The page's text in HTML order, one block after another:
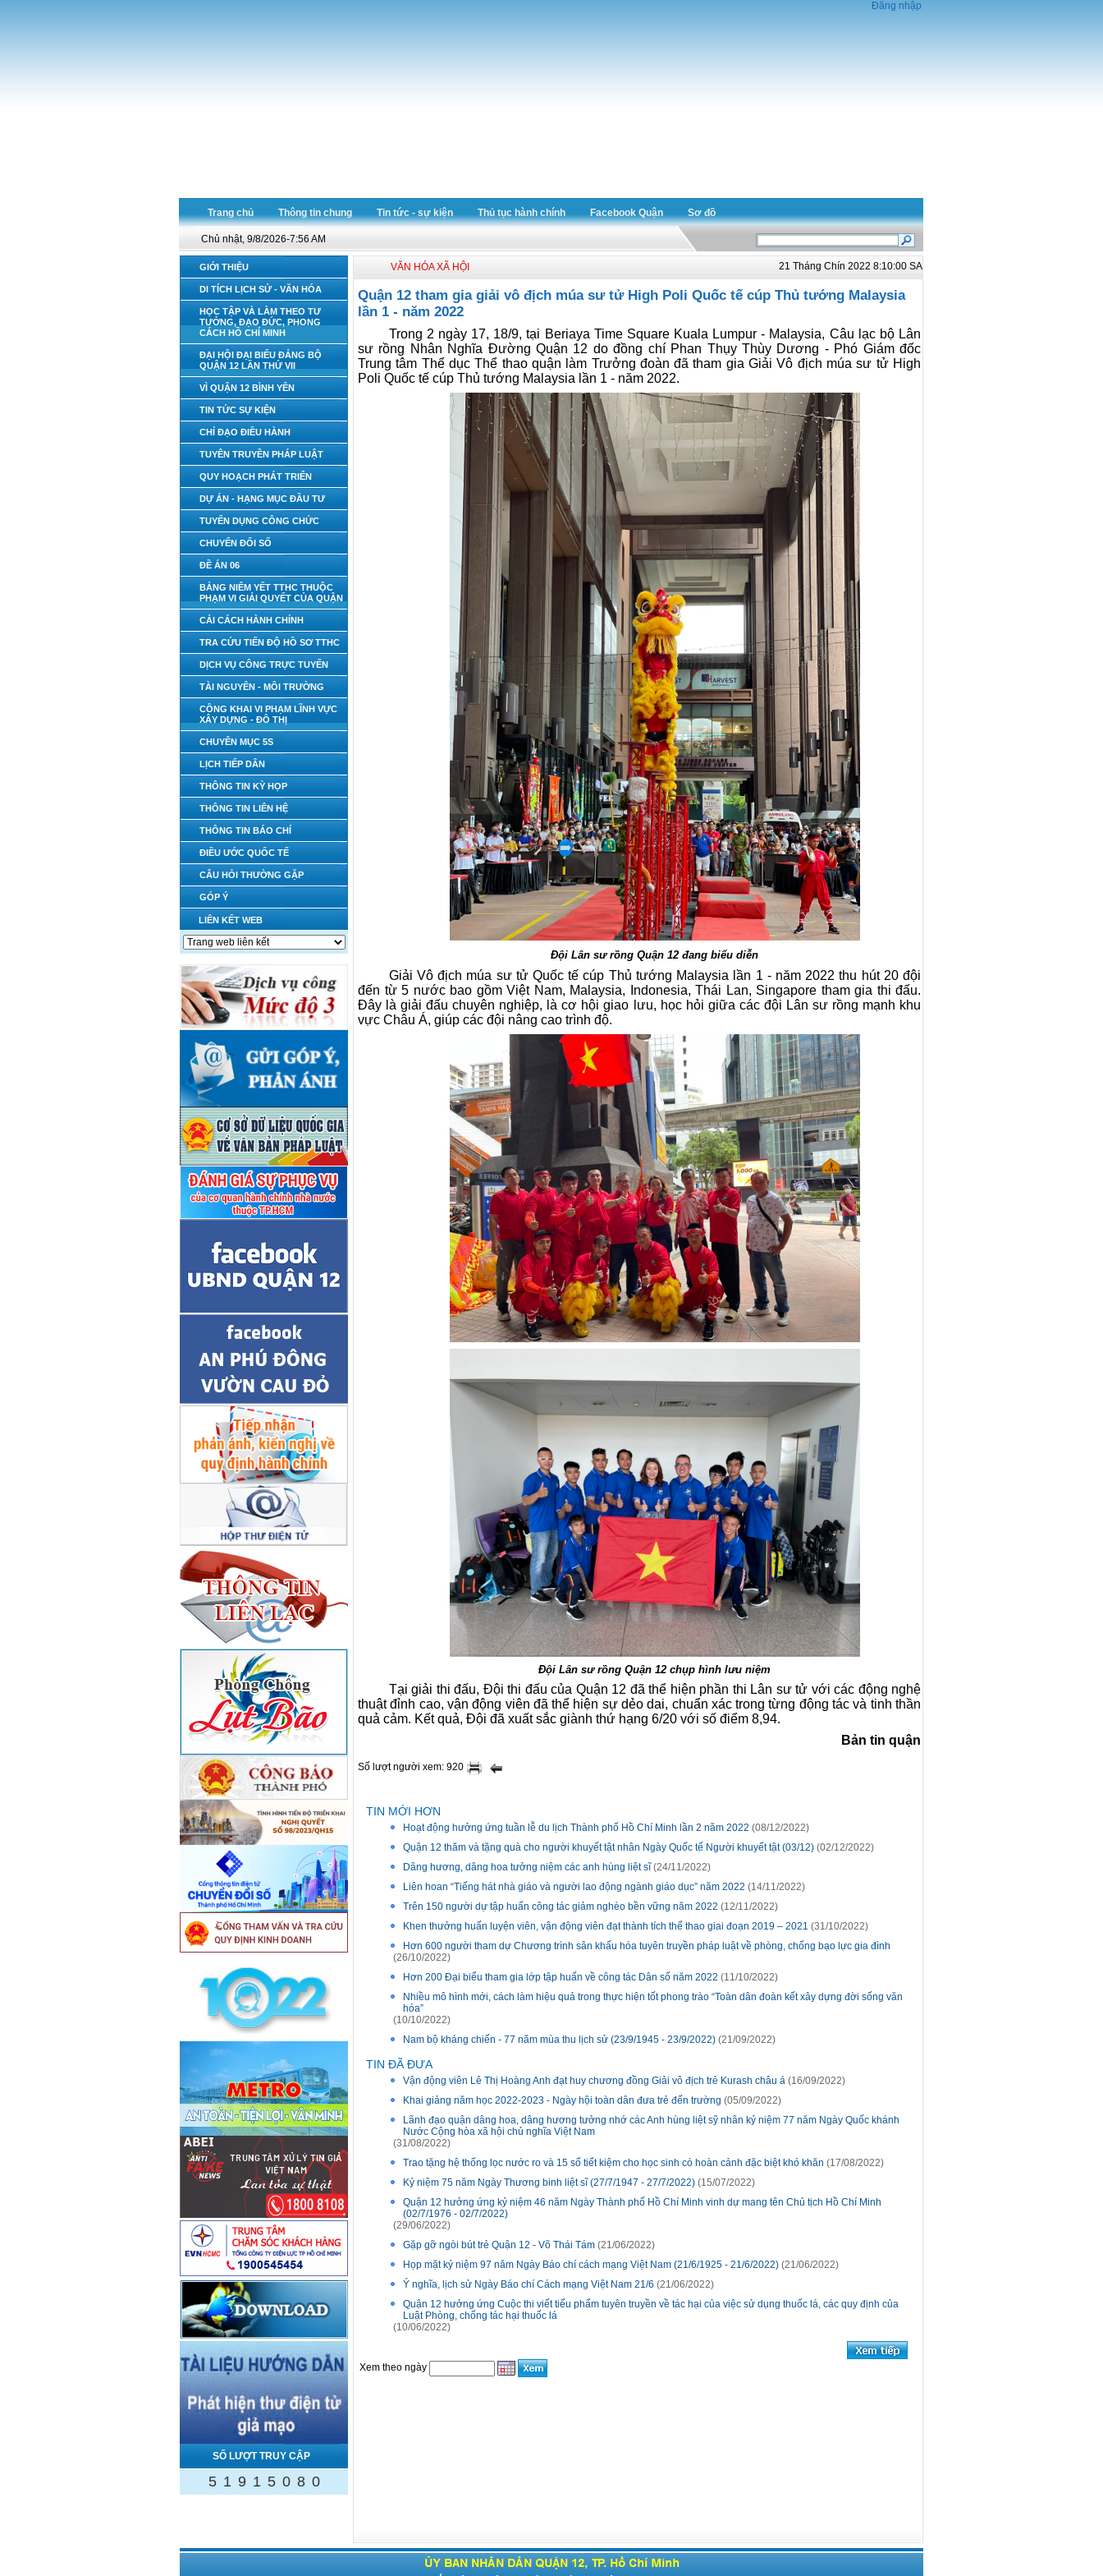
Đăng nhập
Trang chủ Thông tin chung Tin tức - sự kiện Thủ tục hành chính Facebook Quận Sơ đồ
Chủ nhật, 9/8/2026-7:56 AM
GIỚI THIỆU
DI TÍCH LỊCH SỬ - VĂN HÓA
HỌC TẬP VÀ LÀM THEO TƯ
TƯỞNG, ĐẠO ĐỨC, PHONG
CÁCH HỒ CHÍ MINH
ĐẠI HỘI ĐẠI BIỂU ĐẢNG BỘ
QUẬN 12 LẦN THỨ VII
VÌ QUẬN 12 BÌNH YÊN
TIN TỨC SỰ KIỆN
CHỈ ĐẠO ĐIỀU HÀNH
TUYÊN TRUYỀN PHÁP LUẬT
QUY HOẠCH PHÁT TRIỂN
DỰ ÁN - HẠNG MỤC ĐẦU TƯ
TUYỂN DỤNG CÔNG CHỨC
CHUYỂN ĐỔI SỐ
ĐỀ ÁN 06
BẢNG NIÊM YẾT TTHC THUỘC
PHẠM VI GIẢI QUYẾT CỦA QUẬN
CẢI CÁCH HÀNH CHÍNH
TRA CỨU TIẾN ĐỘ HỒ SƠ TTHC
DỊCH VỤ CÔNG TRỰC TUYẾN
TÀI NGUYÊN - MÔI TRƯỜNG
CÔNG KHAI VI PHẠM LĨNH VỰC
XÂY DỰNG - ĐÔ THỊ
CHUYÊN MỤC 5S
LỊCH TIẾP DÂN
THÔNG TIN KỲ HỌP
THÔNG TIN LIÊN HỆ
THÔNG TIN BÁO CHÍ
ĐIỀU ƯỚC QUỐC TẾ
CÂU HỎI THƯỜNG GẶP
GÓP Ý
LIÊN KẾT WEB
SỐ LƯỢT TRUY CẬP
5 1 9 1 5 0 8 0
VĂN HÓA XÃ HỘI 21 Tháng Chín 2022 8:10:00 SA
Quận 12 tham gia giải vô địch múa sư tử High Poli Quốc tế cúp Thủ tướng Malaysia
lần 1 - năm 2022
Trong 2 ngày 17, 18/9, tại Beriaya Time Square Kuala Lumpur - Malaysia, Câu lạc bộ Lân
sư rồng Nhân Nghĩa Đường Quận 12 do đồng chí Phan Thụy Thùy Dương - Phó Giám đốc
Trung tâm Thể dục Thể thao quận làm Trưởng đoàn đã tham gia Giải Vô địch múa sư tử High
Poli Quốc tế cúp Thủ tướng Malaysia lần 1 - năm 2022.
Đội Lân sư rồng Quận 12 đang biểu diễn
Giải Vô địch múa sư tử Quốc tế cúp Thủ tướng Malaysia lần 1 - năm 2022 thu hút 20 đội
đến từ 5 nước bao gồm Việt Nam, Malaysia, Indonesia, Thái Lan, Singapore tham gia thi đấu.
Đây là giải đấu chuyên nghiệp, là cơ hội giao lưu, học hỏi giữa các đội Lân sư rồng mạnh khu
vực Châu Á, giúp các đội nâng cao trình độ.
Đội Lân sư rồng Quận 12 chụp hình lưu niệm
Tại giải thi đấu, Đội thi đấu của Quận 12 đã thể hiện phần thi Lân sư tử với các động nghệ
thuật đỉnh cao, vận động viên đã thể hiện sự dẻo dai, chuẩn xác trong từng động tác và tinh thần
quả cảm. Kết quả, Đội đã xuất sắc giành thứ hạng 6/20 với số điểm 8,94.
Bản tin quận
Số lượt người xem: 920
TIN MỚI HƠN
Hoạt động hưởng ứng tuần lễ du lịch Thành phố Hồ Chí Minh lần 2 năm 2022 (08/12/2022)
Quận 12 thăm và tặng quà cho người khuyết tật nhân Ngày Quốc tế Người khuyết tật (03/12) (02/12/2022)
Dâng hương, dâng hoa tưởng niệm các anh hùng liệt sĩ(24/11/2022)
Liên hoan “Tiếng hát nhà giáo và người lao động ngành giáo dục” năm 2022 (14/11/2022)
Trên 150 người dự tập huấn công tác giảm nghèo bền vững năm 2022 (12/11/2022)
Khen thưởng huấn luyện viên, vận động viên đạt thành tích thể thao giai đoạn 2019 – 2021 (31/10/2022)
Hơn 600 người tham dự Chương trình sân khấu hóa tuyên truyền pháp luật về phòng, chống bạo lực gia đình
(26/10/2022)
Hơn 200 Đại biểu tham gia lớp tập huấn về công tác Dân số năm 2022 (11/10/2022)
Nhiều mô hình mới, cách làm hiệu quả trong thực hiện tốt phong trào “Toàn dân đoàn kết xây dựng đời sống văn
hóa”
(10/10/2022)
Nam bộ kháng chiến - 77 năm mùa thu lịch sử (23/9/1945 - 23/9/2022) (21/09/2022)
TIN ĐÃ ĐƯA
Vận động viên Lê Thị Hoàng Anh đạt huy chương đồng Giải vô địch trẻ Kurash châu á (16/09/2022)
Khai giảng năm học 2022-2023 - Ngày hội toàn dân đưa trẻ đến trường (05/09/2022)
Lãnh đạo quận dâng hoa, dâng hương tưởng nhớ các Anh hùng liệt sỹ nhân kỷ niệm 77 năm Ngày Quốc khánh
Nước Cộng hòa xã hội chủ nghĩa Việt Nam
(31/08/2022)
Trao tặng hệ thống lọc nước ro và 15 sổ tiết kiệm cho học sinh có hoàn cảnh đặc biệt khó khăn (17/08/2022)
Kỷ niệm 75 năm Ngày Thương binh liệt sĩ (27/7/1947 - 27/7/2022) (15/07/2022)
Quận 12 hưởng ứng kỷ niệm 46 năm Ngày Thành phố Hồ Chí Minh vinh dự mang tên Chủ tịch Hồ Chí Minh
(02/7/1976 - 02/7/2022)
(29/06/2022)
Gặp gỡ ngòi bút trẻ Quận 12 - Võ Thái Tám (21/06/2022)
Họp mặt kỷ niệm 97 năm Ngày Báo chí cách mạng Việt Nam (21/6/1925 - 21/6/2022) (21/06/2022)
Ý nghĩa, lịch sử Ngày Báo chí Cách mạng Việt Nam 21/6 (21/06/2022)
Quận 12 hưởng ứng Cuộc thi viết tiểu phẩm tuyên truyền về tác hại của việc sử dụng thuốc lá, các quy định của
Luật Phòng, chống tác hại thuốc lá
(10/06/2022)
Xem theo ngày